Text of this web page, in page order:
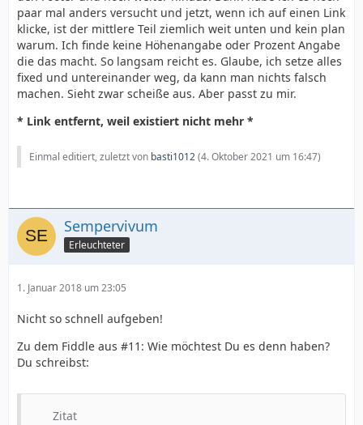
paar mal anders versucht und jetzt, wenn ich auf einen Link
klicke, ist der mittlere Teil ziemlich weit unten und kein plan
warum. Ich finde keine Höhenangabe oder Prozent Angabe
die das macht. So langsam reicht es. Glaube, ich setze alles
fixed und untereinander weg, da kann man nichts falsch
machen. Sieht zwar scheiße aus. Aber passt zu mir.
* Link entfernt, weil existiert nicht mehr *
Einmal editiert, zuletzt von basti1012(4. Oktober 2021 um 16:47)
Sempervivum
Erleuchteter
1. Januar 2018 um 23:05
Nicht so schnell aufgeben!
Zu dem Fiddle aus #11: Wie möchtest Du es denn haben?
Du schreibst:
Zitat